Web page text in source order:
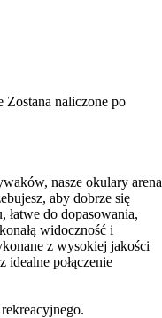
Zostana naliczone po
nasze okulary arena
aby dobrze się
łatwe do dopasowania,
widoczność i
z wysokiej jakości
idealne połączenie